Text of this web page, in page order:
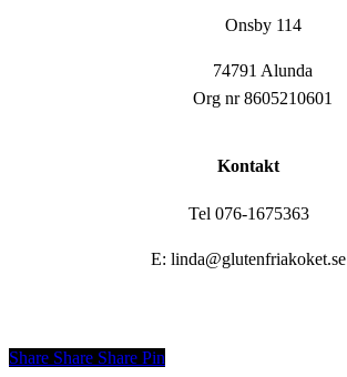
Onsby 114
74791 Alunda
Org nr 8605210601
Kontakt
Tel 076-1675363
E: linda@glutenfriakoket.se
Share
Share Share Share Pin